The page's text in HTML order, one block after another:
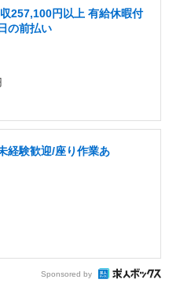
257,100円以上 ️有給休暇付
の前払い
経験歓迎/座り作業あ
Sponsored by